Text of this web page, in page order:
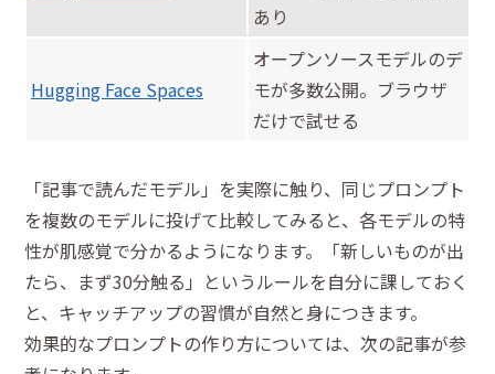
あり
Hugging Face Spaces
オープンソースモデルのデ
モが多数公開。ブラウザ
だけで試せる
「記事で読んだモデル」を実際に触り、同じプロンプト
を複数のモデルに投げて比較してみると、各モデルの特
性が肌感覚で分かるようになります。「新しいものが出
たら、まず30分触る」というルールを自分に課しておく
と、キャッチアップの習慣が自然と身につきます。
効果的なプロンプトの作り方については、次の記事が参